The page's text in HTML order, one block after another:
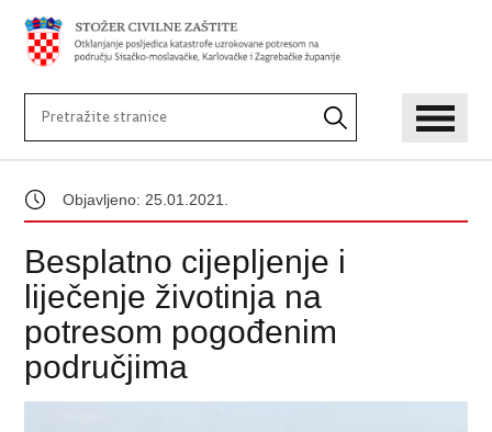
Objavljeno: 25.01.2021.
Besplatno cijepljenje i
liječenje životinja na
potresom pogođenim
područjima